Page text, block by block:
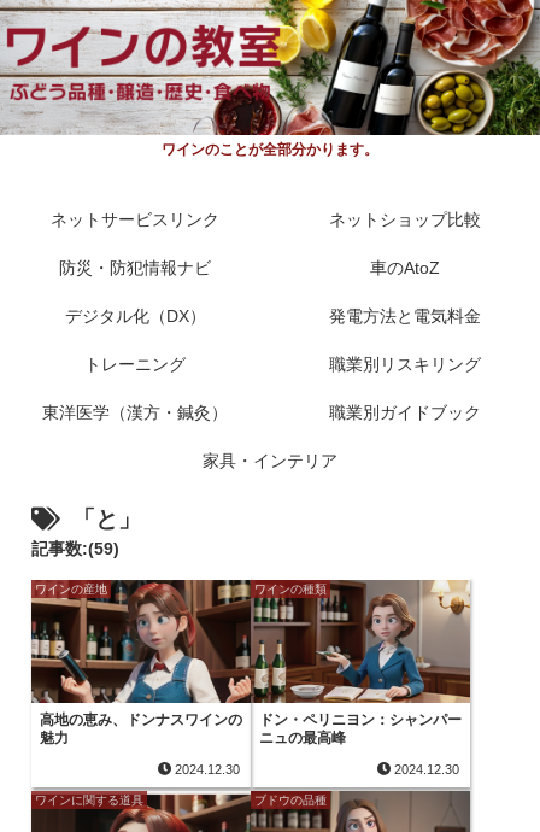
ワインのことが全部分かります。
ネットサービスリンク ネットショップ比較
防災・防犯情報ナビ 車のAtoZ
デジタル化（DX） 発電方法と電気料金
トレーニング 職業別リスキリング
東洋医学（漢方・鍼灸） 職業別ガイドブック
家具・インテリア
「と」
記事数:(59)
ワインの産地
高地の恵み、ドンナスワインの
魅力
2024.12.30
ワインの種類
ドン・ペリニヨン：シャンパー
ニュの最高峰
2024.12.30
ワインに関する道具 ブドウの品種